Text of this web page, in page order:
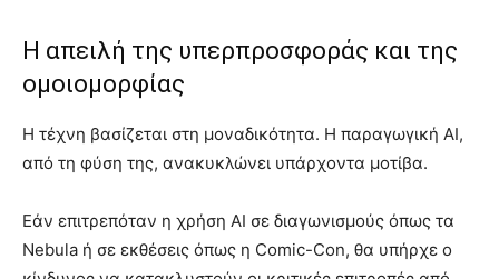
Η απειλή της υπερπροσφοράς και της
ομοιομορφίας
Η τέχνη βασίζεται στη μοναδικότητα. Η παραγωγική AI,
από τη φύση της, ανακυκλώνει υπάρχοντα μοτίβα.
Εάν επιτρεπόταν η χρήση AI σε διαγωνισμούς όπως τα
Nebula ή σε εκθέσεις όπως η Comic-Con, θα υπήρχε ο